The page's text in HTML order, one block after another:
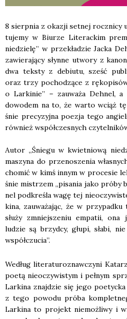
8 sierp­nia z oka­zji set­nej rocz­ni­cy
tu­je­my w Biu­rze Lite­rac­kim
nie­dzie­lę” w prze­kła­dzie Jac­ka
zawie­ra­ją­cy słyn­ne utwo­ry z
dwa tek­sty z debiu­tu, sześć
oraz trzy pocho­dzą­ce z
o Lar­ki­nie” – zauwa­ża Deh­nel,
dowo­dem na to, że war­to wciąż
śnie pre­cy­zyj­na poezja tego
rów­nież współ­cze­snych
Autor „Śnie­gu w kwiet­nio­wą
maszy­na do prze­no­sze­nia
cho­mić w kimś innym w pro­ce­sie
śnie mistrzem „pisa­nia jako pró­by
nel pod­kre­śla wagę tej
ki­na, zauwa­ża­jąc, że w
słu­ży zmniej­sze­niu empa­tii,
ludzie są brzyd­cy, głu­pi, sła­bi,
współ­czu­cia”.
Według lite­ra­tu­ro­znaw­czy­ni
poetą nie­oczy­wi­stym i peł­nym
Lar­ki­na znaj­dzie się jego
z tego powo­du pró­ba
Lar­ki­na to pro­jekt nie­moż­li­wy i